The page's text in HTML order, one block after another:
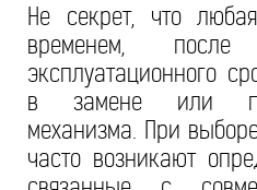
Не секрет, что
временем, после
эксплуатационного
в замене или
механизма. При
часто возникают